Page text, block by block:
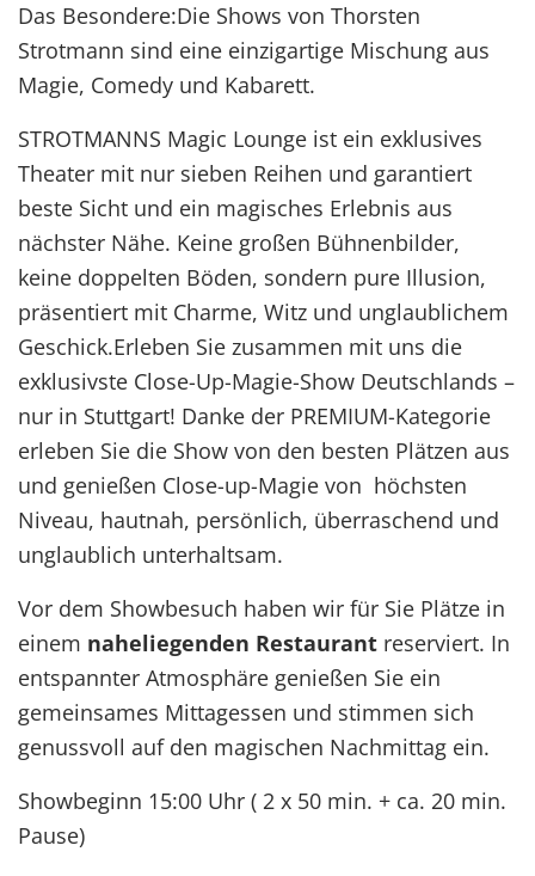
Das Besondere:Die Shows von Thorsten
Strotmann sind eine einzigartige Mischung aus
Magie, Comedy und Kabarett.
STROTMANNS Magic Lounge ist ein exklusives
Theater mit nur sieben Reihen und garantiert
beste Sicht und ein magisches Erlebnis aus
nächster Nähe. Keine großen Bühnenbilder,
keine doppelten Böden, sondern pure Illusion,
präsentiert mit Charme, Witz und unglaublichem
Geschick.Erleben Sie zusammen mit uns die
exklusivste Close-Up-Magie-Show Deutschlands –
nur in Stuttgart! Danke der PREMIUM-Kategorie
erleben Sie die Show von den besten Plätzen aus
und genießen Close-up-Magie von höchsten
Niveau, hautnah, persönlich, überraschend und
unglaublich unterhaltsam.
Vor dem Showbesuch haben wir für Sie Plätze in
einem naheliegenden Restaurant reserviert. In
entspannter Atmosphäre genießen Sie ein
gemeinsames Mittagessen und stimmen sich
genussvoll auf den magischen Nachmittag ein.
Showbeginn 15:00 Uhr ( 2 x 50 min. + ca. 20 min.
Pause)